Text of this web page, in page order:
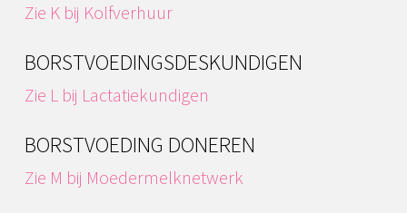
Zie K bij Kolfverhuur
BORSTVOEDINGSDESKUNDIGEN
Zie L bij Lactatiekundigen
BORSTVOEDING DONEREN
Zie M bij Moedermelknetwerk